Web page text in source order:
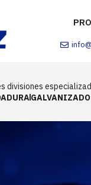
divisiones